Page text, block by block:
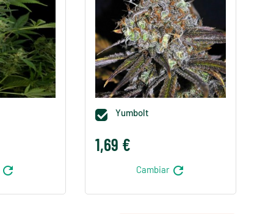
refresh
 Yumbolt
1,69 €
Cambiar refresh